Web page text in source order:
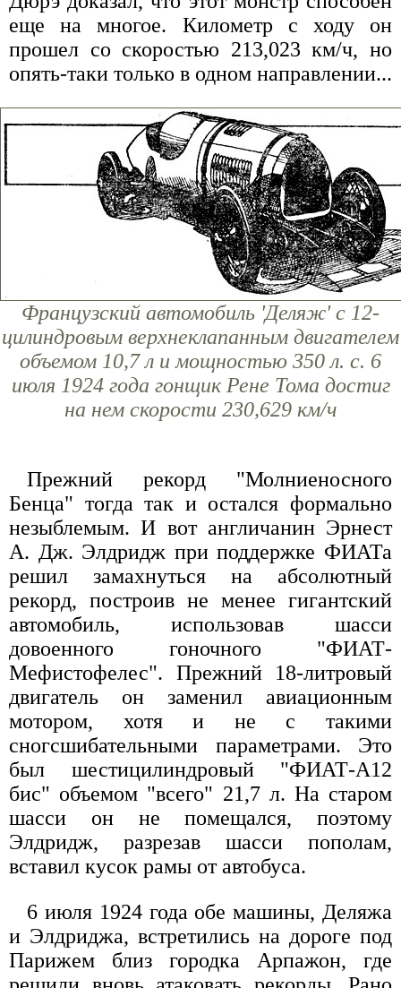
еще на многое. Километр с ходу он
прошел со скоростью 213,023 км/ч, но
опять-таки только в одном направлении...
Французский автомобиль 'Деляж' с 12-
цилиндровым верхнеклапанным двигателем
объемом 10,7 л и мощностью 350 л. с. 6
июля 1924 года гонщик Рене Тома достиг
на нем скорости 230,629 км/ч
Прежний рекорд "Молниеносного
Бенца" тогда так и остался формально
незыблемым. И вот англичанин Эрнест
А. Дж. Элдридж при поддержке ФИАТа
решил замахнуться на абсолютный
рекорд, построив не менее гигантский
автомобиль, использовав шасси
довоенного гоночного "ФИАТ-
Мефистофелес". Прежний 18-литровый
двигатель он заменил авиационным
мотором, хотя и не с такими
сногсшибательными параметрами. Это
был шестицилиндровый "ФИАТ-А12
бис" объемом "всего" 21,7 л. На старом
шасси он не помещался, поэтому
Элдридж, разрезав шасси пополам,
вставил кусок рамы от автобуса.
6 июля 1924 года обе машины, Деляжа
и Элдриджа, встретились на дороге под
Парижем близ городка Арпажон, где